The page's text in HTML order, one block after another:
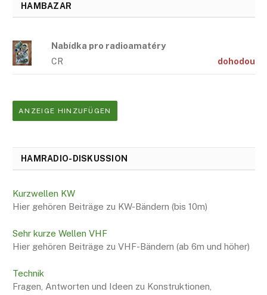
HAMBAZAR
Nabídka pro radioamatéry
CR dohodou
ANZEIGE HINZUFÜGEN
HAMRADIO-DISKUSSION
Kurzwellen KW
Hier gehören Beiträge zu KW-Bändern (bis 10m)
Sehr kurze Wellen VHF
Hier gehören Beiträge zu VHF-Bändern (ab 6m und höher)
Technik
Fragen, Antworten und Ideen zu Konstruktionen,